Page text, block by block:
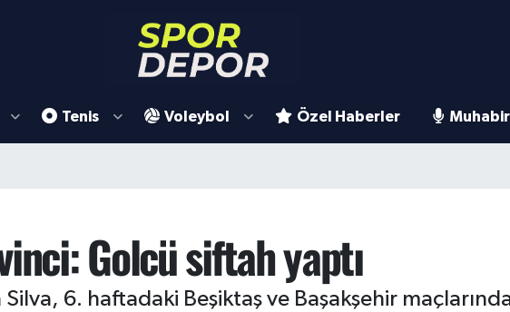
Tenis Voleybol Özel Haberler
Golcü siftah yaptı
6. haftadaki Beşiktaş ve Başakşehir